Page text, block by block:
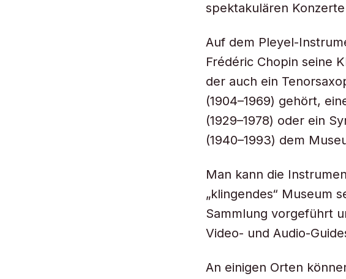
spektakulären
Auf dem Pleyel-
Frédéric Chopin seine
der auch ein
(1904–1969) gehört,
(1929–1978) oder ein
(1940–1993) dem
Man kann die
„klingendes“ Museum
Sammlung vorgeführt
Video- und Audio-
An einigen Orten